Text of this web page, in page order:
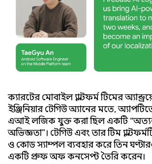
ক্যারটের মোবাইল প্ল্যাটফর্ম টিমের
ইঞ্জিনিয়ার টেগিউ অ্যানের মতে,
এআই লজিক যুক্ত করা ছিল একটি
অভিজ্ঞতা”। টেগিউ এবং তার টিম
ও কোড স্যাম্পল ব্যবহার করে তিন
একটি প্রুফ অফ কনসেপ্ট তৈরি করেন।